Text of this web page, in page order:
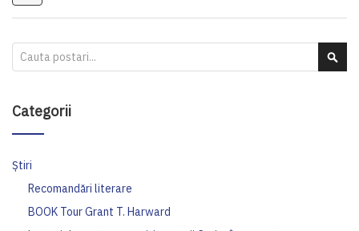
Cautare
Categorii
Ştiri
Recomandări literare
BOOK Tour Grant T. Harward